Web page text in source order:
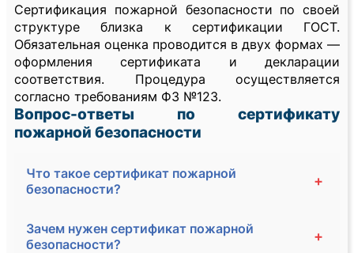
Сертификация пожарной безопасности по своей
структуре близка к сертификации ГОСТ.
Обязательная оценка проводится в двух формах —
оформления сертификата и декларации
соответствия. Процедура осуществляется
согласно требованиям ФЗ №123.
Вопрос-ответы по сертификату
пожарной безопасности
Что такое сертификат пожарной
безопасности?
+
Зачем нужен сертификат пожарной
безопасности?
+